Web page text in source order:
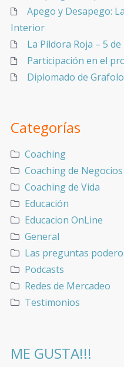
Apego y Desapego:
Interior
La Píldora Roja – 5
Participación en el
Diplomado de
Categorías
Coaching
Coaching de Negocios
Coaching de Vida
Educación
Educacion OnLine
General
Las preguntas
Podcasts
Redes de Mercadeo
Testimonios
ME GUSTA!!!